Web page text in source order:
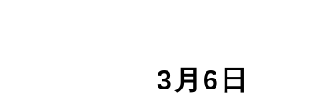
3月6日